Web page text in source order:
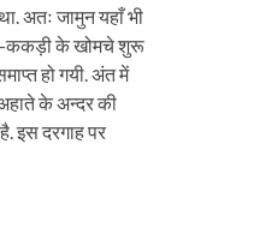
अतः जामुन यहाँ भी
ककड़ी के खोमचे शुरू
हो गयी. अंत में
के अन्दर की
इस दरगाह पर